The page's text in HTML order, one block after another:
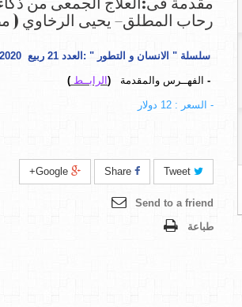
رحاب المطلق– يحيى الرخاوي (
سلسلة " الانسان و التطور " : العدد 21 ربيع 2020
- الفهــرس والمقدمة ( الرابــط)
- السعر : 12 دولار
Tweet
Share
Google+
Send to a friend
طباعة